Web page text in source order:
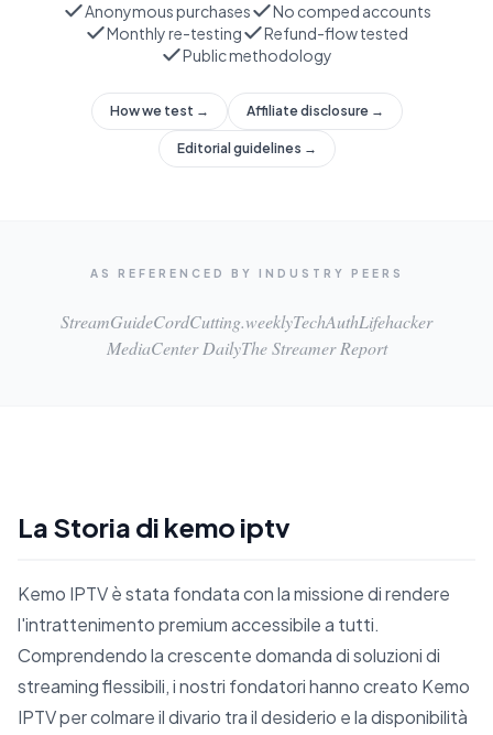
Anonymous purchases
No comped accounts
Monthly re-testing
Refund-flow tested
Public methodology
How we test → Affiliate disclosure →
Editorial guidelines →
AS REFERENCED BY INDUSTRY PEERS
StreamGuideCordCutting.weeklyTechAuthLifehacker
MediaCenter DailyThe Streamer Report
La Storia di kemo iptv
Kemo IPTV è stata fondata con la missione di rendere
l'intrattenimento premium accessibile a tutti.
Comprendendo la crescente domanda di soluzioni di
streaming flessibili, i nostri fondatori hanno creato Kemo
IPTV per colmare il divario tra il desiderio e la disponibilità